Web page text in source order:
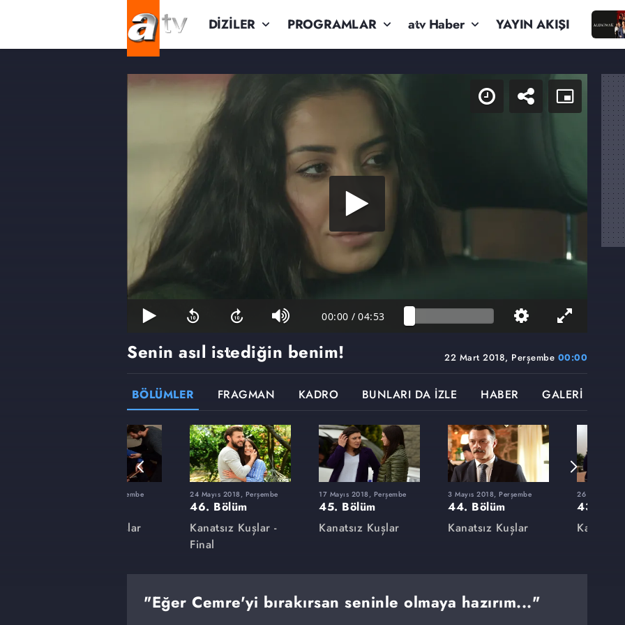
DİZİLER PROGRAMLAR atv Haber YAYIN AKIŞI
00:00 / 04:53
22 Mart 2018, Perşembe 00:00
Senin asıl istediğin benim!
BÖLÜMLER FRAGMAN KADRO BUNLARI DA İZLE HABER GALERİ
1 Şubat 2018, Perşembe
Kanatsız Kuşlar
24 Mayıs 2018, Perşembe
46. Bölüm
Kanatsız Kuşlar -
Final
17 Mayıs 2018, Perşembe
45. Bölüm
Kanatsız Kuşlar
3 Mayıs 2018, Perşembe
44. Bölüm
Kanatsız Kuşlar
26 Nisan
43. Bölüm
Kanatsız
"Eğer Cemre'yi bırakırsan seninle olmaya hazırım..."